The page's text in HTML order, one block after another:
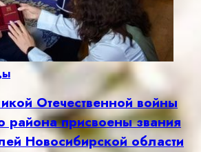
Отечественной войны
района присвоены звания
Новосибирской области